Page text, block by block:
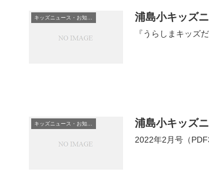
キッズニュース・お知らせ 浦島小キッズ
『うらしまキッズ
キッズニュース・お知らせ 浦島小キッズ
2022年2月号（